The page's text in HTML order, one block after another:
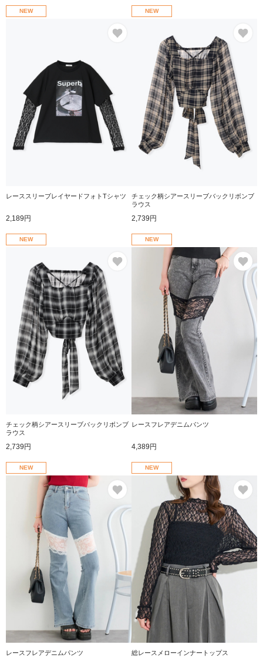
NEW
レーススリーブレイヤードフォトTシャツ
2,189円
NEW
チェック柄シアースリーブバックリボンブ
ラウス
2,739円
NEW
チェック柄シアースリーブバックリボンブ
ラウス
2,739円
NEW
レースフレアデニムパンツ
4,389円
NEW
レースフレアデニムパンツ
NEW
総レースメローインナートップス